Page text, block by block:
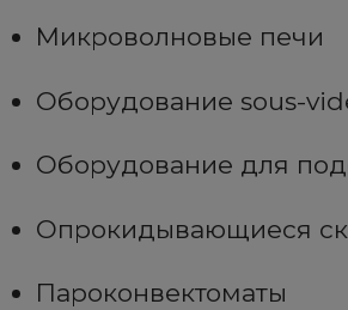
Микроволновые печи
Оборудование sous-
Оборудование для
Опрокидывающиеся
Пароконвектоматы